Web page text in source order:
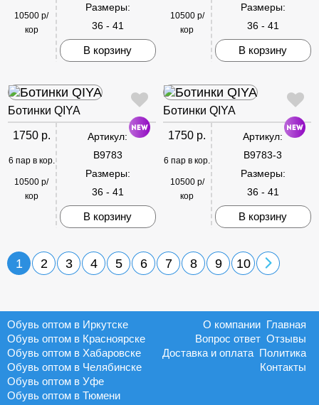
10500 р/
кор
Размеры:
36 - 41
В корзину
10500 р/
кор
Размеры:
36 - 41
В корзину
Ботинки QIYA
1750 р.
6 пар в кор.
10500 р/
кор
Артикул:
B9783
Размеры:
36 - 41
В корзину
Ботинки QIYA
1750 р.
6 пар в кор.
10500 р/
кор
Артикул:
B9783-3
Размеры:
36 - 41
В корзину
1 2 3 4 5 6 7 8 9 10
Обувь оптом в Иркутске
Обувь оптом в Красноярске
Обувь оптом в Хабаровске
Обувь оптом в Челябинске
Обувь оптом в Уфе
Обувь оптом в Тюмени
Главная
О компании
Отзывы
Вопрос ответ
Политика
Доставка и оплата
Контакты